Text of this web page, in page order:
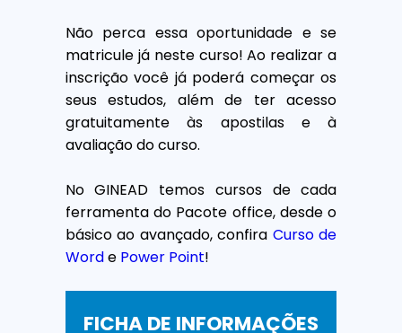
Não perca essa oportunidade e se
matricule já neste curso! Ao realizar a
inscrição você já poderá começar os
seus estudos, além de ter acesso
gratuitamente às apostilas e à
avaliação do curso.
No GINEAD temos cursos de cada
ferramenta do Pacote office, desde o
básico ao avançado, confira Curso de
Worde Power Point!
FICHA DE INFORMAÇÕES